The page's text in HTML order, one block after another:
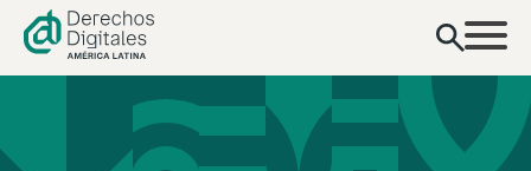
contenido